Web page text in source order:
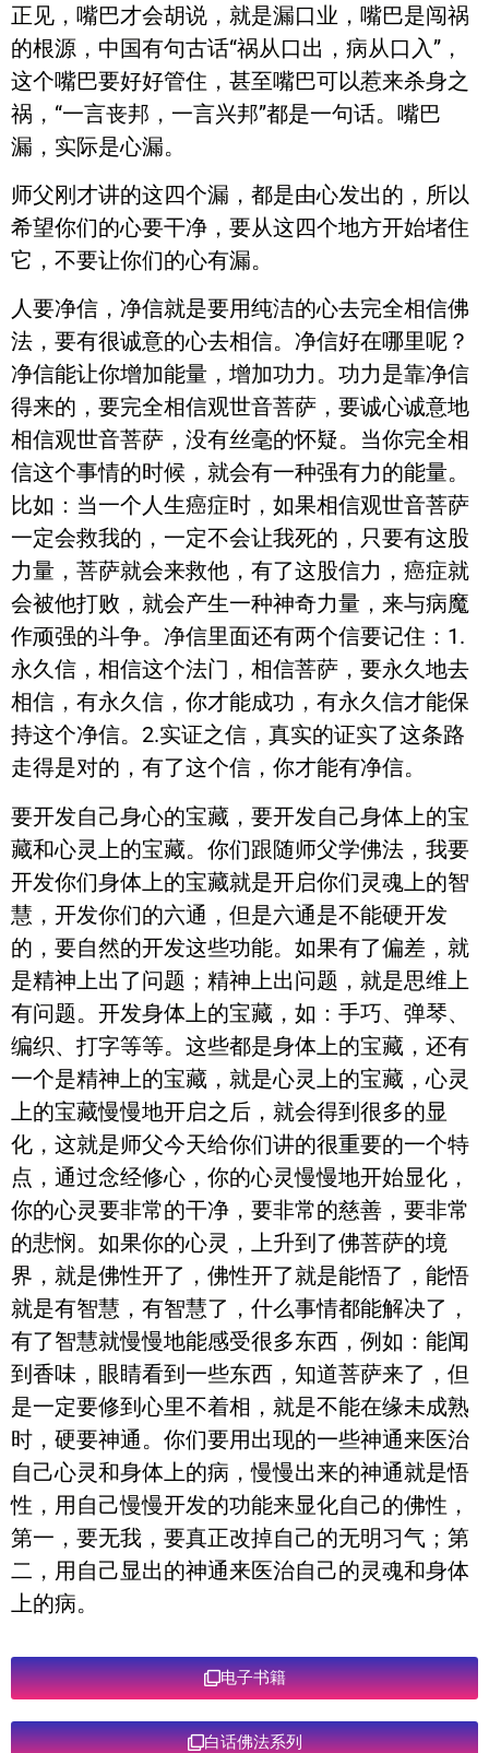
正见，嘴巴才会胡说，就是漏口业，嘴巴是闯祸
的根源，中国有句古话“祸从口出，病从口入”，
这个嘴巴要好好管住，甚至嘴巴可以惹来杀身之
祸，“一言丧邦，一言兴邦”都是一句话。嘴巴
漏，实际是心漏。
师父刚才讲的这四个漏，都是由心发出的，所以
希望你们的心要干净，要从这四个地方开始堵住
它，不要让你们的心有漏。
人要净信，净信就是要用纯洁的心去完全相信佛
法，要有很诚意的心去相信。净信好在哪里呢？
净信能让你增加能量，增加功力。功力是靠净信
得来的，要完全相信观世音菩萨，要诚心诚意地
相信观世音菩萨，没有丝毫的怀疑。当你完全相
信这个事情的时候，就会有一种强有力的能量。
比如：当一个人生癌症时，如果相信观世音菩萨
一定会救我的，一定不会让我死的，只要有这股
力量，菩萨就会来救他，有了这股信力，癌症就
会被他打败，就会产生一种神奇力量，来与病魔
作顽强的斗争。净信里面还有两个信要记住：1.
永久信，相信这个法门，相信菩萨，要永久地去
相信，有永久信，你才能成功，有永久信才能保
持这个净信。2.实证之信，真实的证实了这条路
走得是对的，有了这个信，你才能有净信。
要开发自己身心的宝藏，要开发自己身体上的宝
藏和心灵上的宝藏。你们跟随师父学佛法，我要
开发你们身体上的宝藏就是开启你们灵魂上的智
慧，开发你们的六通，但是六通是不能硬开发
的，要自然的开发这些功能。如果有了偏差，就
是精神上出了问题；精神上出问题，就是思维上
有问题。开发身体上的宝藏，如：手巧、弹琴、
编织、打字等等。这些都是身体上的宝藏，还有
一个是精神上的宝藏，就是心灵上的宝藏，心灵
上的宝藏慢慢地开启之后，就会得到很多的显
化，这就是师父今天给你们讲的很重要的一个特
点，通过念经修心，你的心灵慢慢地开始显化，
你的心灵要非常的干净，要非常的慈善，要非常
的悲悯。如果你的心灵，上升到了佛菩萨的境
界，就是佛性开了，佛性开了就是能悟了，能悟
就是有智慧，有智慧了，什么事情都能解决了，
有了智慧就慢慢地能感受很多东西，例如：能闻
到香味，眼睛看到一些东西，知道菩萨来了，但
是一定要修到心里不着相，就是不能在缘未成熟
时，硬要神通。你们要用出现的一些神通来医治
自己心灵和身体上的病，慢慢出来的神通就是悟
性，用自己慢慢开发的功能来显化自己的佛性，
第一，要无我，要真正改掉自己的无明习气；第
二，用自己显出的神通来医治自己的灵魂和身体
上的病。
电子书籍
白话佛法系列